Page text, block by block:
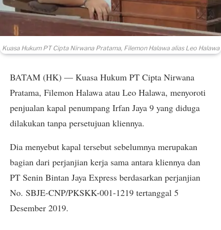
Kuasa Hukum PT Cipta Nirwana Pratama, Filemon Halawa alias Leo Halawa
BATAM (HK) — Kuasa Hukum PT Cipta Nirwana
Pratama, Filemon Halawa atau Leo Halawa, menyoroti
penjualan kapal penumpang Irfan Jaya 9 yang diduga
dilakukan tanpa persetujuan kliennya.
Dia menyebut kapal tersebut sebelumnya merupakan
bagian dari perjanjian kerja sama antara kliennya dan
PT Senin Bintan Jaya Express berdasarkan perjanjian
No. SBJE-CNP/PKSKK-001-1219 tertanggal 5
Desember 2019.